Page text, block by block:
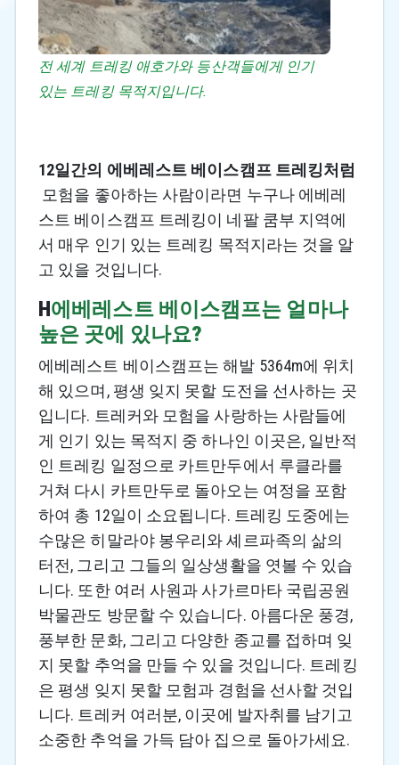
전 세계 트레킹 애호가와 등산객들에게 인기
있는 트레킹 목적지입니다.
12일간의 에베레스트 베이스캠프 트레킹처럼
모험을 좋아하는 사람이라면 누구나 에베레
스트 베이스캠프 트레킹이 네팔 쿰부 지역에
서 매우 인기 있는 트레킹 목적지라는 것을 알
고 있을 것입니다.
H에베레스트 베이스캠프는 얼마나
높은 곳에 있나요?
에베레스트 베이스캠프는 해발 5364m에 위치
해 있으며, 평생 잊지 못할 도전을 선사하는 곳
입니다. 트레커와 모험을 사랑하는 사람들에
게 인기 있는 목적지 중 하나인 이곳은, 일반적
인 트레킹 일정으로 카트만두에서 루클라를
거쳐 다시 카트만두로 돌아오는 여정을 포함
하여 총 12일이 소요됩니다. 트레킹 도중에는
수많은 히말라야 봉우리와 셰르파족의 삶의
터전, 그리고 그들의 일상생활을 엿볼 수 있습
니다. 또한 여러 사원과 사가르마타 국립공원
박물관도 방문할 수 있습니다. 아름다운 풍경,
풍부한 문화, 그리고 다양한 종교를 접하며 잊
지 못할 추억을 만들 수 있을 것입니다. 트레킹
은 평생 잊지 못할 모험과 경험을 선사할 것입
니다. 트레커 여러분, 이곳에 발자취를 남기고
소중한 추억을 가득 담아 집으로 돌아가세요.